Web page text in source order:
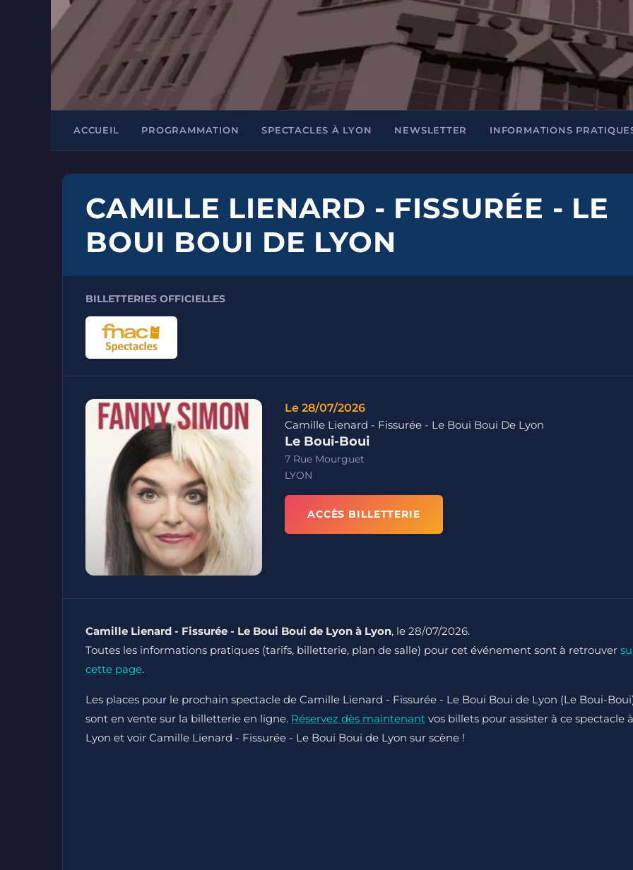
ACCUEIL PROGRAMMATION SPECTACLES À LYON NEWSLETTER INFORMATIONS
CAMILLE LIENARD - FISSURÉE - LE
BOUI BOUI DE LYON
BILLETTERIES OFFICIELLES
Le 28/07/2026
Camille Lienard - Fissurée - Le Boui Boui De Lyon
Le Boui-Boui
7 Rue Mourguet
LYON
ACCÈS BILLETTERIE
Camille Lienard - Fissurée - Le Boui Boui de Lyon à Lyon, le 28/07/2026.
Toutes les informations pratiques (tarifs, billetterie, plan de salle) pour cet événement sont à retrouver
cette page.
Les places pour le prochain spectacle de Camille Lienard - Fissurée - Le Boui Boui de Lyon (Le Boui-
sont en vente sur la billetterie en ligne. Réservez dès maintenant vos billets pour assister à ce spectacle à
Lyon et voir Camille Lienard - Fissurée - Le Boui Boui de Lyon sur scène !